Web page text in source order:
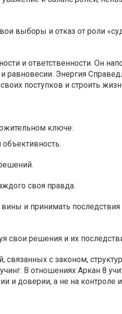
выборы и отказ от роли
и ответственности. Он
равновесии. Энергия
поступков и строить
ключе:
своя правда.
вины и принимать последствия
свои решения и их
связанных с законом,
В отношениях Аркан 8
и доверии, а не на контроле